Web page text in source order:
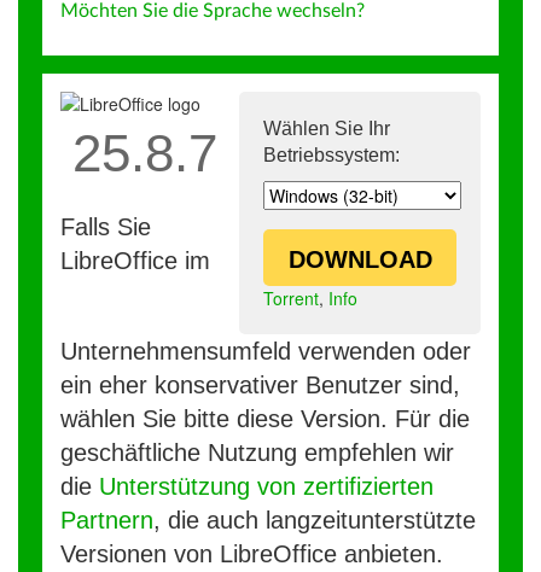
Möchten Sie die Sprache wechseln?
Wählen Sie Ihr
Betriebssystem:
DOWNLOAD
Torrent, Info
25.8.7
Falls Sie
LibreOffice im
Unternehmensumfeld verwenden oder
ein eher konservativer Benutzer sind,
wählen Sie bitte diese Version. Für die
geschäftliche Nutzung empfehlen wir
die Unterstützung von zertifizierten
Partnern, die auch langzeitunterstützte
Versionen von LibreOffice anbieten.